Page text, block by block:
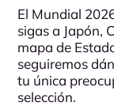
El Mundial
sigas a Japón,
mapa de
seguiremos
tu única
selección.